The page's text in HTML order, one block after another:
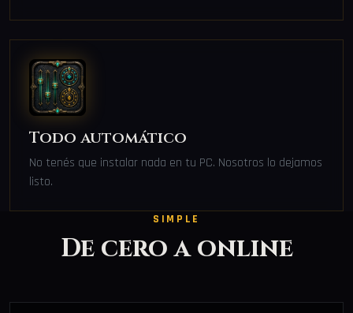
Todo automático
No tenés que instalar nada en tu PC. Nosotros lo dejamos
listo.
SIMPLE
De cero a online